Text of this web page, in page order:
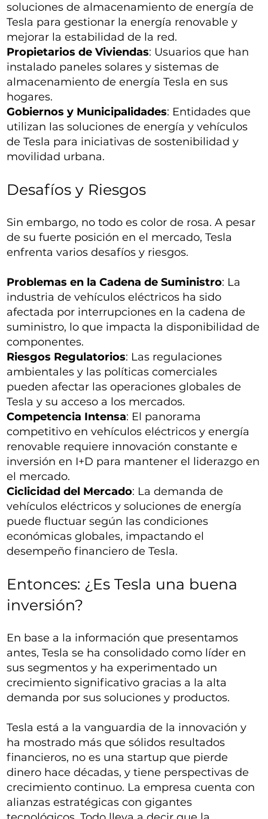
soluciones de almacenamiento de energía de
Tesla para gestionar la energía renovable y
mejorar la estabilidad de la red.
Propietarios de Viviendas: Usuarios que han
instalado paneles solares y sistemas de
almacenamiento de energía Tesla en sus
hogares.
Gobiernos y Municipalidades: Entidades que
utilizan las soluciones de energía y vehículos
de Tesla para iniciativas de sostenibilidad y
movilidad urbana.
Desafíos y Riesgos
Sin embargo, no todo es color de rosa. A pesar
de su fuerte posición en el mercado, Tesla
enfrenta varios desafíos y riesgos.
Problemas en la Cadena de Suministro: La
industria de vehículos eléctricos ha sido
afectada por interrupciones en la cadena de
suministro, lo que impacta la disponibilidad de
componentes.
Riesgos Regulatorios: Las regulaciones
ambientales y las políticas comerciales
pueden afectar las operaciones globales de
Tesla y su acceso a los mercados.
Competencia Intensa: El panorama
competitivo en vehículos eléctricos y energía
renovable requiere innovación constante e
inversión en I+D para mantener el liderazgo en
el mercado.
Ciclicidad del Mercado: La demanda de
vehículos eléctricos y soluciones de energía
puede fluctuar según las condiciones
económicas globales, impactando el
desempeño financiero de Tesla.
Entonces: ¿Es Tesla una buena
inversión?
En base a la información que presentamos
antes, Tesla se ha consolidado como líder en
sus segmentos y ha experimentado un
crecimiento significativo gracias a la alta
demanda por sus soluciones y productos.
Tesla está a la vanguardia de la innovación y
ha mostrado más que sólidos resultados
financieros, no es una startup que pierde
dinero hace décadas, y tiene perspectivas de
crecimiento continuo. La empresa cuenta con
alianzas estratégicas con gigantes